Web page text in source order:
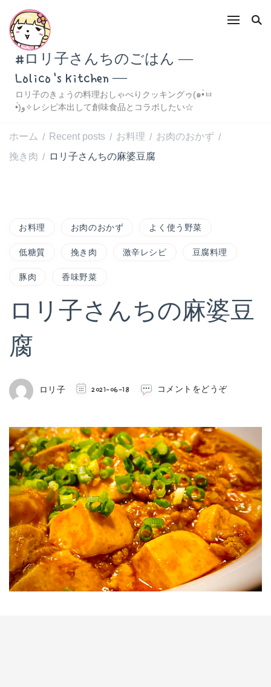
#ロリ子さんちのごはん ―
Lolico's Kitchen ―
ロリ子のきょうの料理おしゃべりクッキングゥ(๑•̀ㅂ
•́)و✧レシピ本出して創味食品とコラボしたい☆
ホーム / Recent posts / お料理 / お肉のおかず /
挽き肉 / ロリ子さんちの麻婆豆腐
お料理 お肉のおかず よく使う野菜
低糖質 挽き肉 激辛レシピ 豆腐料理
豚肉 香味野菜
ロリ子さんちの麻婆豆
腐
ロリ子 2021-06-18 コメントをどうぞ(ロ
さ
ん
ち
の
麻
婆
豆
腐)